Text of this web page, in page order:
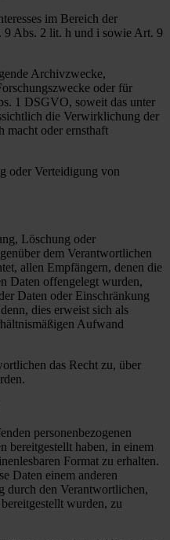
im Bereich der
9 Abs. 2 lit. h und i sowie Art. 9
Archivzwecke,
oder für
1 DSGVO, soweit das unter
die Verwirklichung der
macht oder ernsthaft
oder Verteidigung von
Löschung oder
dem Verantwortlichen
allen Empfängern, denen die
Daten offengelegt wurden,
Daten oder Einschränkung
dies erweist sich als
Aufwand
das Recht zu, über
personenbezogenen
bereitgestellt haben, in einem
Format zu erhalten.
Daten einem anderen
durch den Verantwortlichen,
wurden, zu